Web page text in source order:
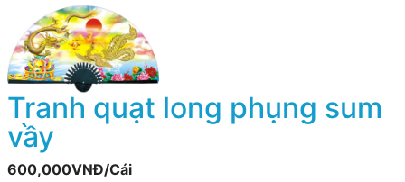
Tranh quạt long phụng sum
vầy
600,000VNĐ/Cái